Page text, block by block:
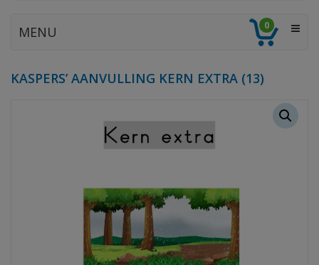
MENU 0
KASPERS’ AANVULLING KERN EXTRA (13)